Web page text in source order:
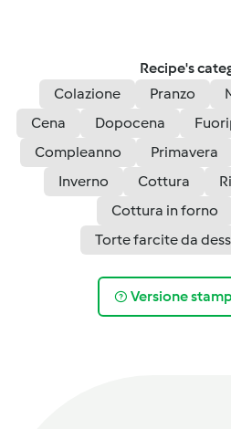
Recipe's
Colazione
Pranzo
Cena
Dopocena
Compleanno
Primavera
Inverno
Cottura
Cottura in forno
Torte farcite da
Versione